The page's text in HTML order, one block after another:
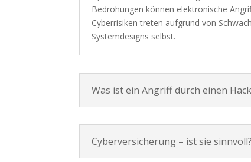
Bedrohungen können elektronische
Cyberrisiken treten aufgrund von
Systemdesigns selbst.
Was ist ein Angriff durch einen
Cyberversicherung – ist sie sinnvoll?